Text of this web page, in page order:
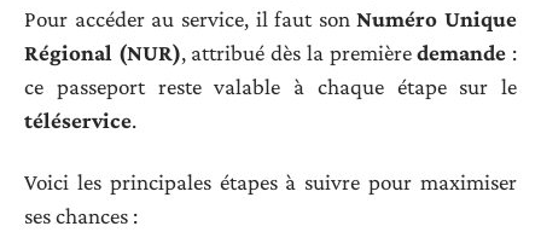
Pour accéder au service, il faut sonNuméro Unique
Régional (NUR), attribué dès la premièredemande :
ce passeport reste valable à chaque étape sur le
téléservice.
Voici les principales étapes à suivre pour maximiser
ses chances :